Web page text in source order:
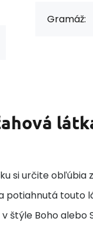
Gramáž:
si určite obľúbia
potiahnutá touto
štýle Boho alebo